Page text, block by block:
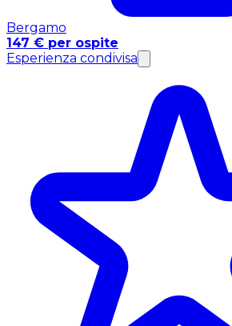
Bergamo
147 € per ospite
Esperienza condivisa